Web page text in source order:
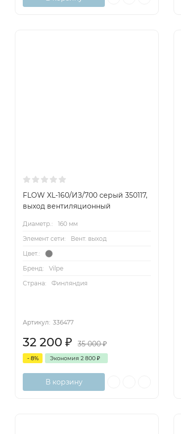
FLOW XL-160/ИЗ/700 серый 350117,
выход вентиляционный
Диаметр.:
160 мм
Элемент сети:
Вент. выход
Цвет.:
Бренд:
Vilpe
Страна:
Финляндия
Артикул: 336477
32 200 ₽ 35 000₽
- 8% Экономия 2 800 ₽
В корзину